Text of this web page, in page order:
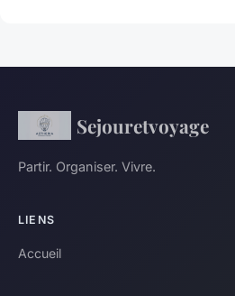
Sejouretvoyage
Partir. Organiser. Vivre.
LIENS
Accueil